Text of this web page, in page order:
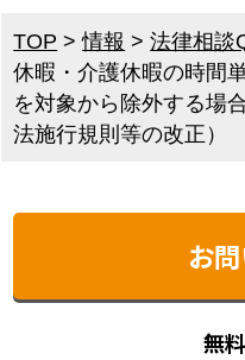
TOP >情報 >法律相談
休暇・介護休暇の時間
を対象から除外する場
法施行規則等の改正）
お
無